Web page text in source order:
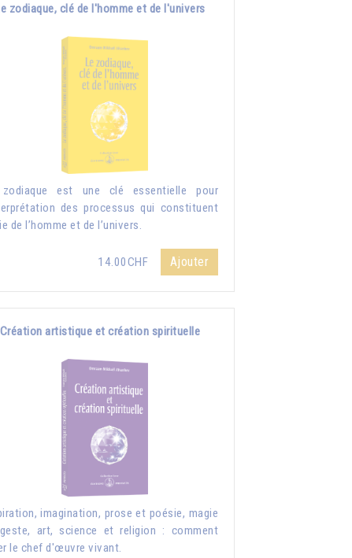
zodiaque, clé de l'homme et de l'univers
est une clé essentielle pour
des processus qui constituent
de l’homme et de l’univers.
14.00CHF Ajouter
Création artistique et création spirituelle
imagination, prose et poésie, magie
art, science et religion : comment
le chef d'œuvre vivant.